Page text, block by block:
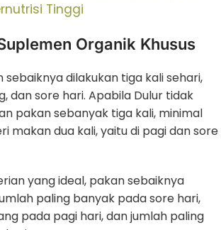
Tinggi
Organik Khusus
dilakukan tiga kali sehari,
dan sore hari. Apabila Dulur tidak
pakan sebanyak tiga kali, minimal
makan dua kali, yaitu di pagi dan sore
yang ideal, pakan sebaiknya
paling banyak pada sore hari,
pada pagi hari, dan jumlah paling